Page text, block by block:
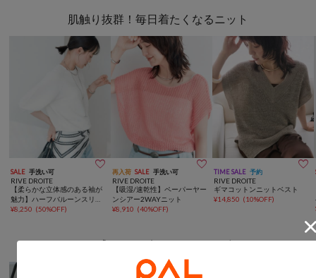
肌触り抜群！毎日着たくなるニット
SALE 手洗い可 
RIVE DROITE
【柔らかな立体感のある袖が
魅力】ハーフバルーンスリー
ブニット
¥8,250 (50%OFF)
再入荷 SALE 手洗い可 
RIVE DROITE
【吸湿/速乾性】ペーパーヤー
ンシアー2WAYニット
¥8,910 (40%OFF)
TIME SALE 予約 
RIVE DROITE
ギマコットンニットベスト
¥14,850 (10%OFF)
レトロ感のあるヴィンテージデザイン